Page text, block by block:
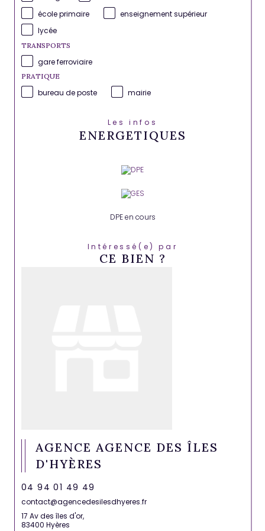
école primaire
enseignement supérieur
lycée
TRANSPORTS
gare ferroviaire
PRATIQUE
bureau de poste mairie
Les infos
ENERGETIQUES
DPE en cours
Intéressé(e) par
CE BIEN ?
AGENCE AGENCE DES ÎLES
D'HYÈRES
04 94 01 49 49
contact@agencedesilesdhyeres.fr
17 Av des îles d'or,
83400 Hyères